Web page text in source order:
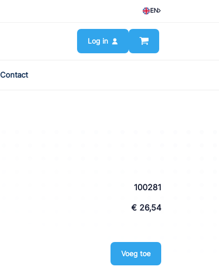
EN
Log in
Contact
100281
€ 26,54
Voeg toe